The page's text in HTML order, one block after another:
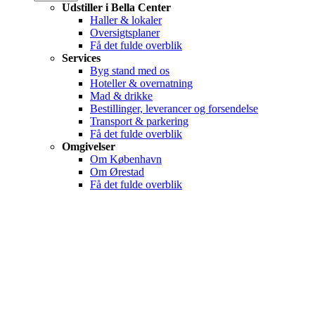
Udstiller i Bella Center
Haller & lokaler
Oversigtsplaner
Få det fulde overblik
Services
Byg stand med os
Hoteller & overnatning
Mad & drikke
Bestillinger, leverancer og forsendelse
Transport & parkering
Få det fulde overblik
Omgivelser
Om København
Om Ørestad
Få det fulde overblik